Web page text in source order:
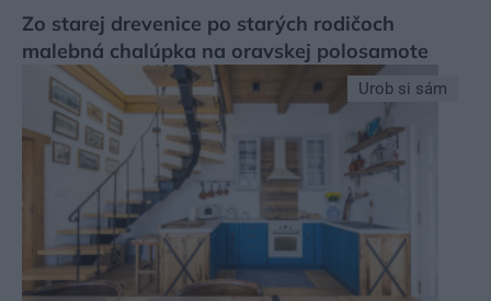
Zo starej drevenice po starých rodičoch
malebná chalúpka na oravskej polosamote
Urob si sám